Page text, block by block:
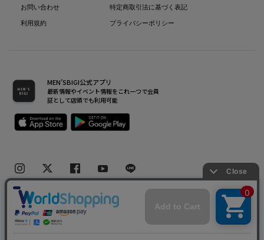
お問い合わせ
利用規約
特定商取引法に基づく表記
プライバシーポリシー
MEN’SBIGI公式アプリ
最新情報やイベント情報をこれ一つで会員
証として店頭でも利用可能
Copyright(C) Bigi Co.,Ltd.All Rights Reserved.